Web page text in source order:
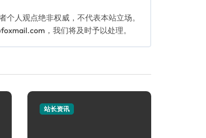
个人观点绝非权威，不代表本站立场。
，我们将及时予以处理。
站长资讯